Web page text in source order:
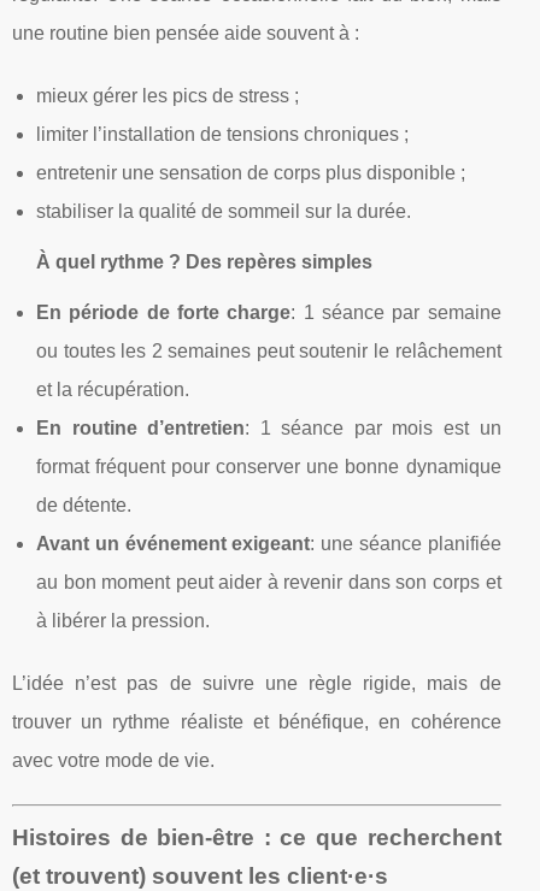
une routine bien pensée aide souvent à :
mieux gérer les pics de stress ;
limiter l’installation de tensions chroniques ;
entretenir une sensation de corps plus disponible ;
stabiliser la qualité de sommeil sur la durée.
À quel rythme ? Des repères simples
En période de forte charge: 1 séance par semaine
ou toutes les 2 semaines peut soutenir le relâchement
et la récupération.
En routine d’entretien: 1 séance par mois est un
format fréquent pour conserver une bonne dynamique
de détente.
Avant un événement exigeant: une séance planifiée
au bon moment peut aider à revenir dans son corps et
à libérer la pression.
L’idée n’est pas de suivre une règle rigide, mais de
trouver un rythme réaliste et bénéfique, en cohérence
avec votre mode de vie.
Histoires de bien-être : ce que recherchent
(et trouvent) souvent les client·e·s